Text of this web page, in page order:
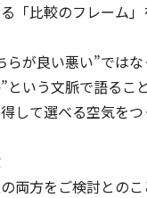
「比較のフレーム
らが良い悪い”では
いう文脈で語ること
して選べる空気を
方をご検討とのこ